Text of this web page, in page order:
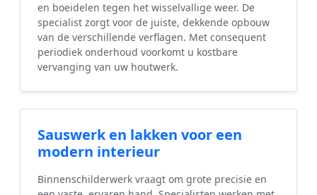
en boeidelen tegen het wisselvallige weer. De
specialist zorgt voor de juiste, dekkende opbouw
van de verschillende verflagen. Met consequent
periodiek onderhoud voorkomt u kostbare
vervanging van uw houtwerk.
Sauswerk en lakken voor een
modern interieur
Binnenschilderwerk vraagt om grote precisie en